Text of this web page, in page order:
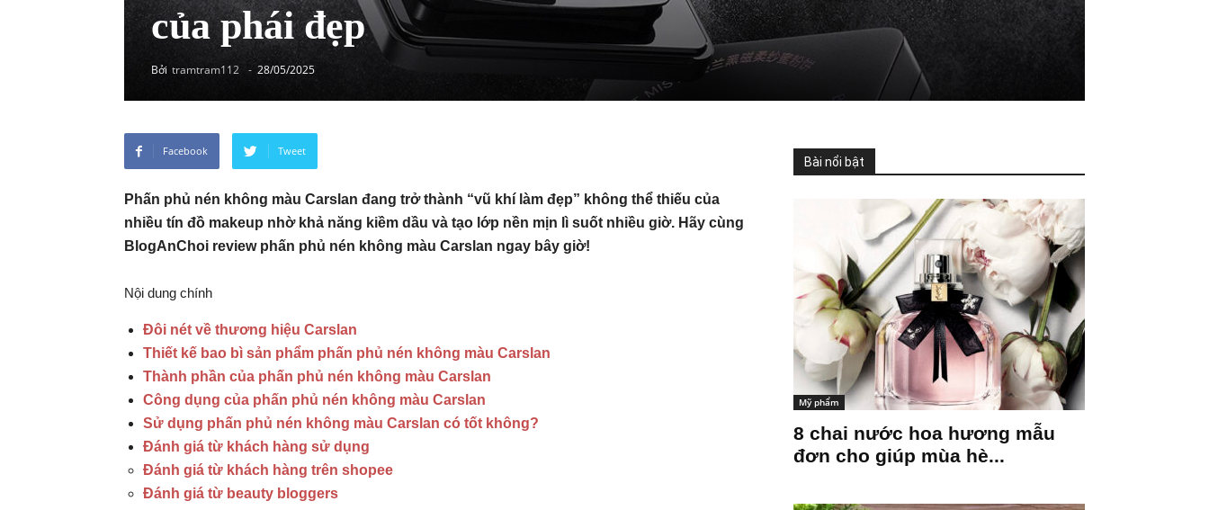
của phái đẹp
Bởi tramtram112 - 28/05/2025
Facebook Tweet
Phấn phủ nén không màu Carslan đang trở thành “vũ khí làm đẹp” không thể thiếu của
nhiều tín đồ makeup nhờ khả năng kiềm dầu và tạo lớp nền mịn lì suốt nhiều giờ. Hãy cùng
BlogAnChoi review phấn phủ nén không màu Carslan ngay bây giờ!
Nội dung chính
Đôi nét về thương hiệu Carslan
Thiết kế bao bì sản phẩm phấn phủ nén không màu Carslan
Thành phần của phấn phủ nén không màu Carslan
Công dụng của phấn phủ nén không màu Carslan
Sử dụng phấn phủ nén không màu Carslan có tốt không?
Đánh giá từ khách hàng sử dụng
Đánh giá từ khách hàng trên shopee
Đánh giá từ beauty bloggers
Bài nổi bật
Mỹ phẩm
8 chai nước hoa hương mẫu
đơn cho giúp mùa hè...